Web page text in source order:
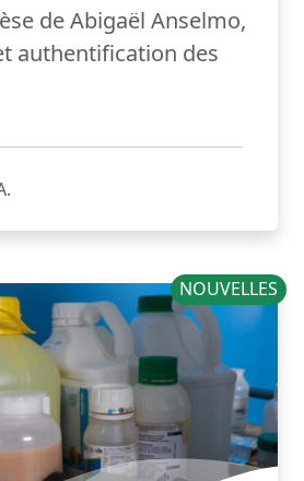
de Abigaël Anselmo,
authentification des
NOUVELLES